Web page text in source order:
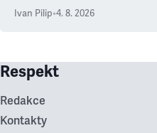
Ivan Pilip•4. 8. 2026
Respekt
Redakce
Kontakty